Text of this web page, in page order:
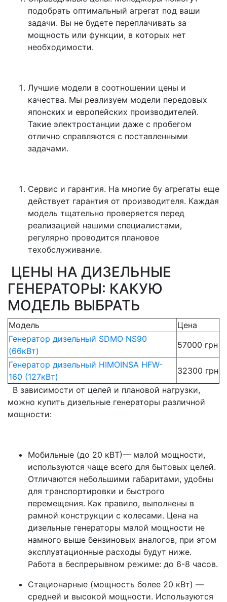
подобрать оптимальный агрегат под ваши
задачи. Вы не будете переплачивать за
мощность или функции, в которых нет
необходимости.
Лучшие модели в соотношении цены и
качества. Мы реализуем модели передовых
японских и европейских производителей.
Такие электростанции даже с пробегом
отлично справляются с поставленными
задачами.
Сервис и гарантия. На многие бу агрегаты еще
действует гарантия от производителя. Каждая
модель тщательно проверяется перед
реализацией нашими специалистами,
регулярно проводится плановое
техобслуживание.
ЦЕНЫ НА ДИЗЕЛЬНЫЕ
ГЕНЕРАТОРЫ: КАКУЮ
МОДЕЛЬ ВЫБРАТЬ
Модель
Цена
Генератор дизельный SDMO NS90
(66кВт)
57000 грн
Генератор дизельный HIMOINSA HFW-
160 (127кВт)
32300 грн
В зависимости от целей и плановой нагрузки,
можно купить дизельные генераторы различной
мощности:
Мобильные (до 20 кВТ)— малой мощности,
используются чаще всего для бытовых целей.
Отличаются небольшими габаритами, удобны
для транспортировки и быстрого
перемещения. Как правило, выполнены в
рамной конструкции с колесами. Цена на
дизельные генераторы малой мощности не
намного выше бензиновых аналогов, при этом
эксплуатационные расходы будут ниже.
Работа в беспрерывном режиме: до 6-8 часов.
Стационарные (мощность более 20 кВт) —
средней и высокой мощности. Используются